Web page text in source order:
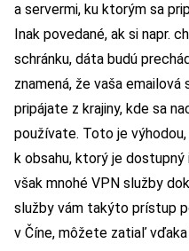
a servermi, ku ktorým sa
Inak povedané, ak si napr.
schránku, dáta budú
znamená, že vaša
pripájate z krajiny, kde sa
používate. Toto je
k obsahu, ktorý je
však mnohé VPN služby
služby vám takýto prístup
v Číne, môžete zatiaľ